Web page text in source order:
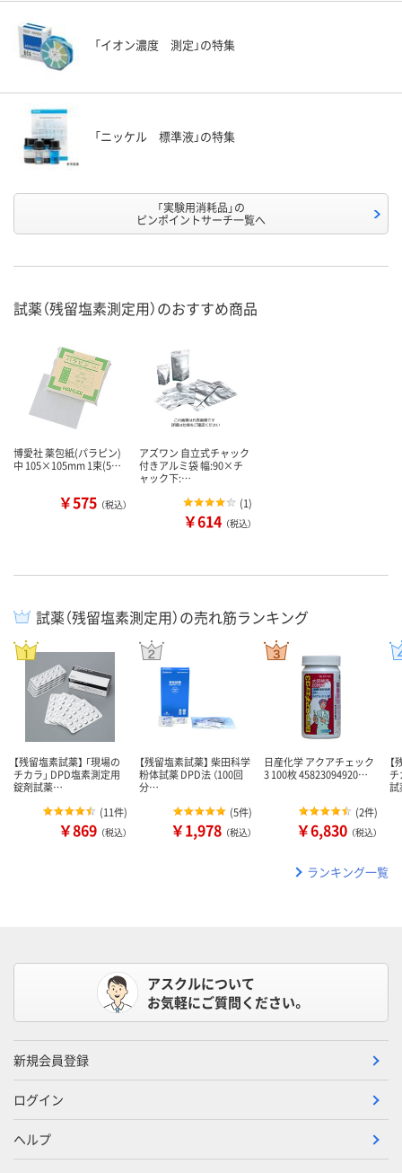
「イオン濃度 測定」の特集
「ニッケル 標準液」の特集
「実験用消耗品」の
ピンポイントサーチ一覧へ
試薬（残留塩素測定用）のおすすめ商品
博愛社 薬包紙(パラピン)
中 105×105mm 1束(5…
￥575 （税込）
アズワン 自立式チャック
付きアルミ袋 幅:90×チ
ャック下:…
(1)
￥614 （税込）
試薬（残留塩素測定用）の売れ筋ランキング
【残留塩素試薬】 「現場の
チカラ」 DPD塩素測定用
錠剤試薬…
(11件)
￥869 （税込）
【残留塩素試薬】 柴田科学
粉体試薬 DPD法 （100回
分…
(5件)
￥1,978 （税込）
日産化学 アクアチェック
3 100枚 45823094920…
(2件)
￥6,830 （税込）
【
チ
ランキング一覧
アスクルについて
お気軽にご質問ください。
新規会員登録
ログイン
ヘルプ